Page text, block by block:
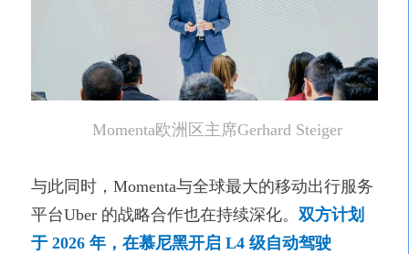
Momenta欧洲区主席Gerhard Steiger
与此同时，Momenta与全球最大的移动出行服务
平台Uber 的战略合作也在持续深化。 双方计划
于 2026 年，在慕尼黑开启 L4 级自动驾驶